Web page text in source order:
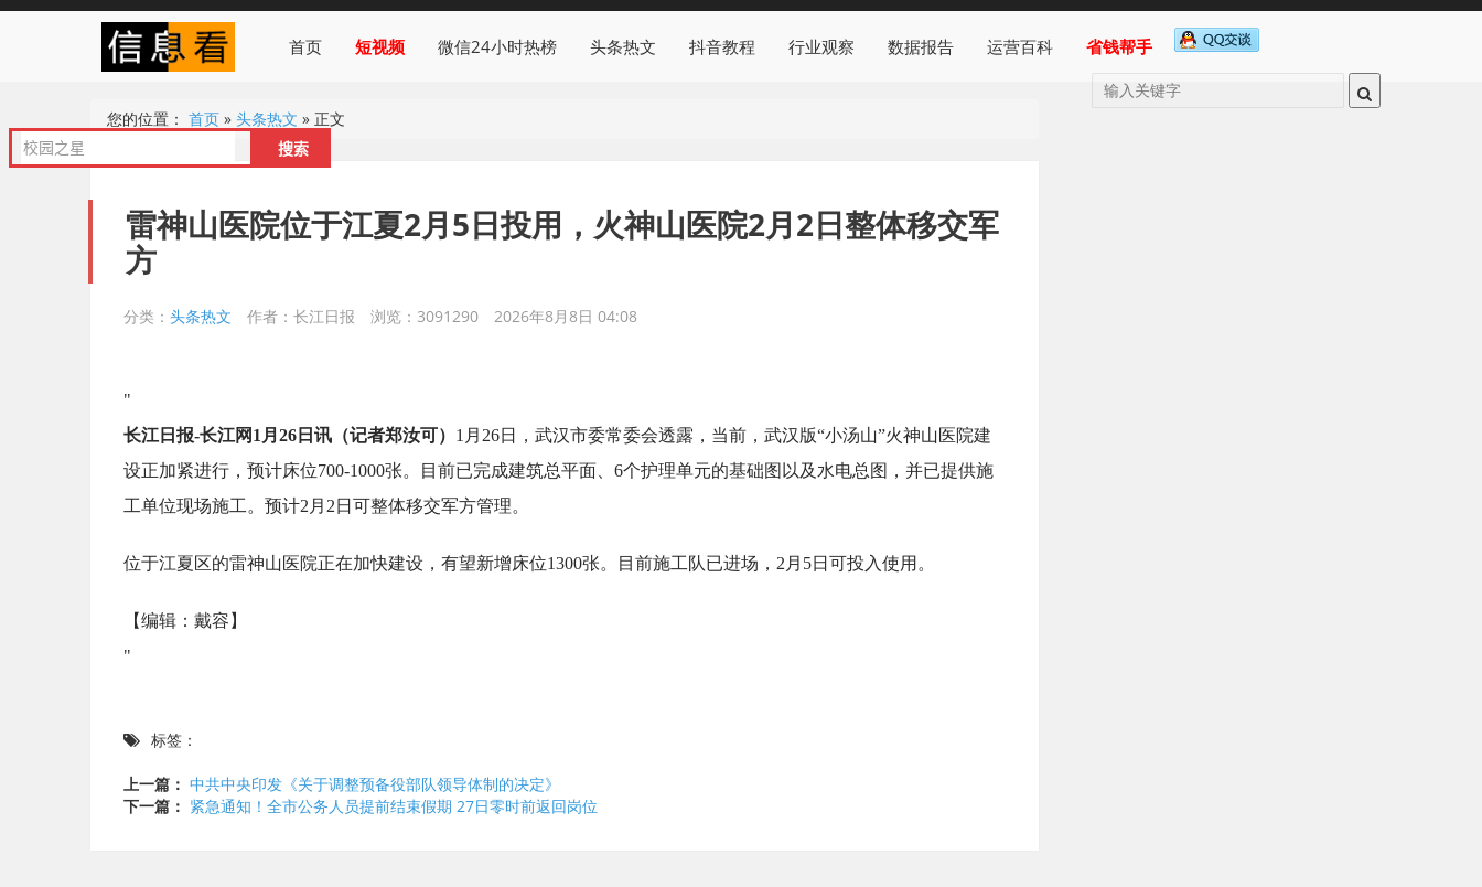
首页 短视频 微信24小时热榜 头条热文 抖音教程 行业观察 数据报告 运营百科 省钱帮手
您的位置： 首页 » 头条热文 » 正文
雷神山医院位于江夏2月5日投用，火神山医院2月2日整体移交军
方
分类： 头条热文 作者：长江日报 浏览：3091290 2026年8月8日 04:08
"
长江日报-长江网1月26日讯（记者郑汝可） 1月26日，武汉市委常委会透露，当前，武汉版“小汤山”火神山医院建
设正加紧进行，预计床位700-1000张。目前已完成建筑总平面、6个护理单元的基础图以及水电总图，并已提供施
工单位现场施工。预计2月2日可整体移交军方管理。
位于江夏区的雷神山医院正在加快建设，有望新增床位1300张。目前施工队已进场，2月5日可投入使用。
【编辑：戴容】
"
标签：
上一篇： 中共中央印发《关于调整预备役部队领导体制的决定》
下一篇： 紧急通知！全市公务人员提前结束假期 27日零时前返回岗位